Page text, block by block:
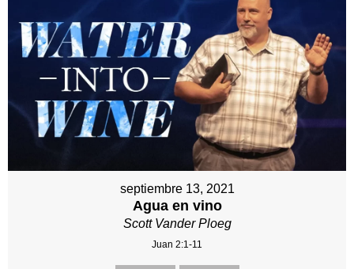
septiembre 13, 2021
Agua en vino
Scott Vander Ploeg
Juan 2:1-11